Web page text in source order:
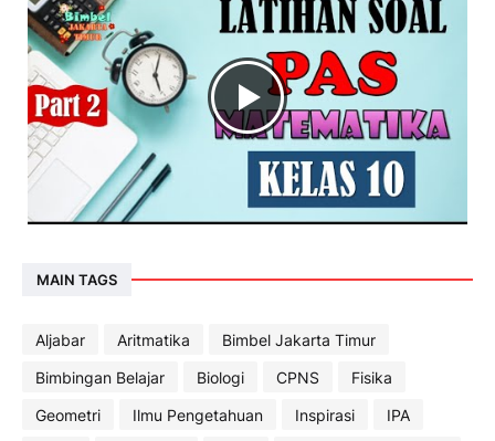
MAIN TAGS
Aljabar Aritmatika
Bimbel Jakarta Timur
Bimbingan Belajar
Biologi CPNS
Fisika
Geometri
Ilmu Pengetahuan Inspirasi
IPA